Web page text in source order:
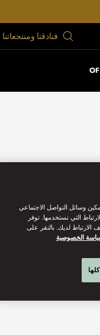
فنادقنا ومنتجعاتنا
وسائل التواصل الاجتماعي
التي نستخدمها. توفر
الارتباط لديك. بالنقر على
الخصوصية